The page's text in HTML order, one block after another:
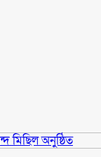
মিছিল অনুষ্ঠিত